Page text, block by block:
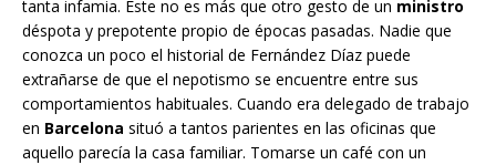
tanta infamia. Este no es más que otro gesto de un ministro
déspota y prepotente propio de épocas pasadas. Nadie que
conozca un poco el historial de Fernández Díaz puede
extrañarse de que el nepotismo se encuentre entre sus
comportamientos habituales. Cuando era delegado de trabajo
en Barcelona situó a tantos parientes en las oficinas que
aquello parecía la casa familiar. Tomarse un café con un